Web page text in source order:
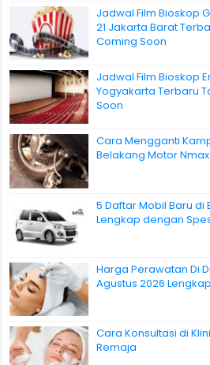
Jadwal Film Bioskop
21 Jakarta Barat
Coming Soon
Jadwal Film Bioskop
Yogyakarta Terbaru
Soon
Cara Mengganti
Belakang Motor Nmax
5 Daftar Mobil Baru di
Lengkap dengan
Harga Perawatan Di
Agustus 2026
Cara Konsultasi di
Remaja